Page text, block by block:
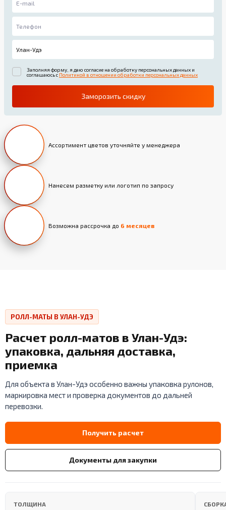
Заполняя форму, я даю согласие на обработку персональных данных и
соглашаюсь с Политикой в отношении обработки персональных данных
Заморозить скидку
Ассортимент цветов уточняйте у менеджера
Нанесем разметку или логотип по запросу
Возможна рассрочка до 6 месяцев
РОЛЛ-МАТЫ В УЛАН-УДЭ
Расчет ролл-матов в Улан-Удэ:
упаковка, дальняя доставка,
приемка
Для объекта в Улан-Удэ особенно важны упаковка рулонов,
маркировка мест и проверка документов до дальней
перевозки.
Получить расчет
Документы для закупки
ТОЛЩИНА